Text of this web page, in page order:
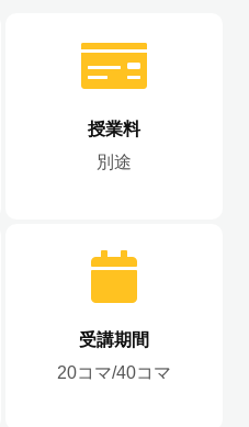
授業料
別途
受講期間
20コマ/40コマ